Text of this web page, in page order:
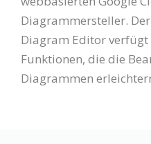
Diagrammersteller.
Diagram Editor
Funktionen, die die
Diagrammen